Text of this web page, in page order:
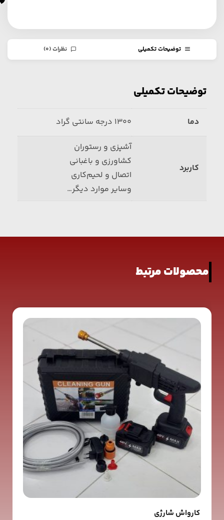
توضیحات تکمیلی نظرات (0)
توضیحات تکمیلی
دما 1300 درجه سانتی گراد
کاربرد
آشپزی و رستوران
کشاورزی و باغبانی
اتصال و لحیم‌کاری
وسایر موارد دیگر…
محصولات مرتبط
کارواش شارژی